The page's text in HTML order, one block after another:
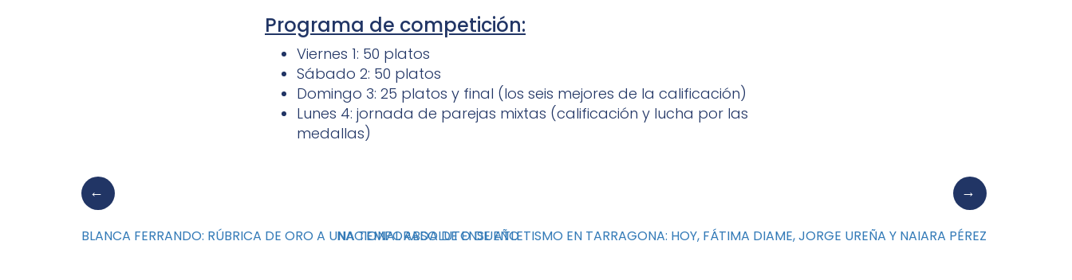
Programa de competición:
Viernes 1: 50 platos
Sábado 2: 50 platos
Domingo 3: 25 platos y final (los seis mejores de la calificación)
Lunes 4: jornada de parejas mixtas (calificación y lucha por las
medallas)
BLANCA FERRANDO: RÚBRICA DE ORO A UNA TEMPORADA DE ENSUEÑONACIONAL ABSOLUTO DE ATLETISMO EN TARRAGONA: HOY, FÁTIMA DIAME, JORGE UREÑA Y NAIARA PÉREZ